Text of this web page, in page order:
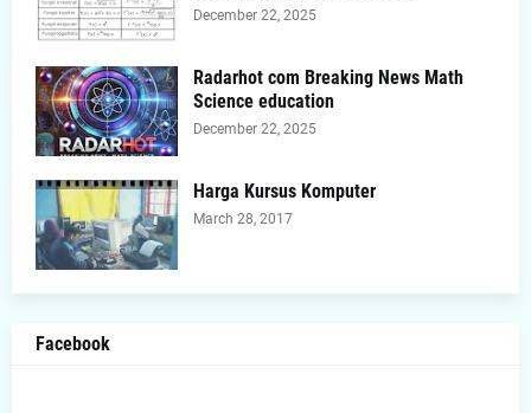
December 22, 2025
Radarhot com Breaking News Math
Science education
December 22, 2025
Harga Kursus Komputer
March 28, 2017
Facebook